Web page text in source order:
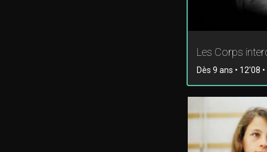
Les Corps
Dès 9 ans • 12'08